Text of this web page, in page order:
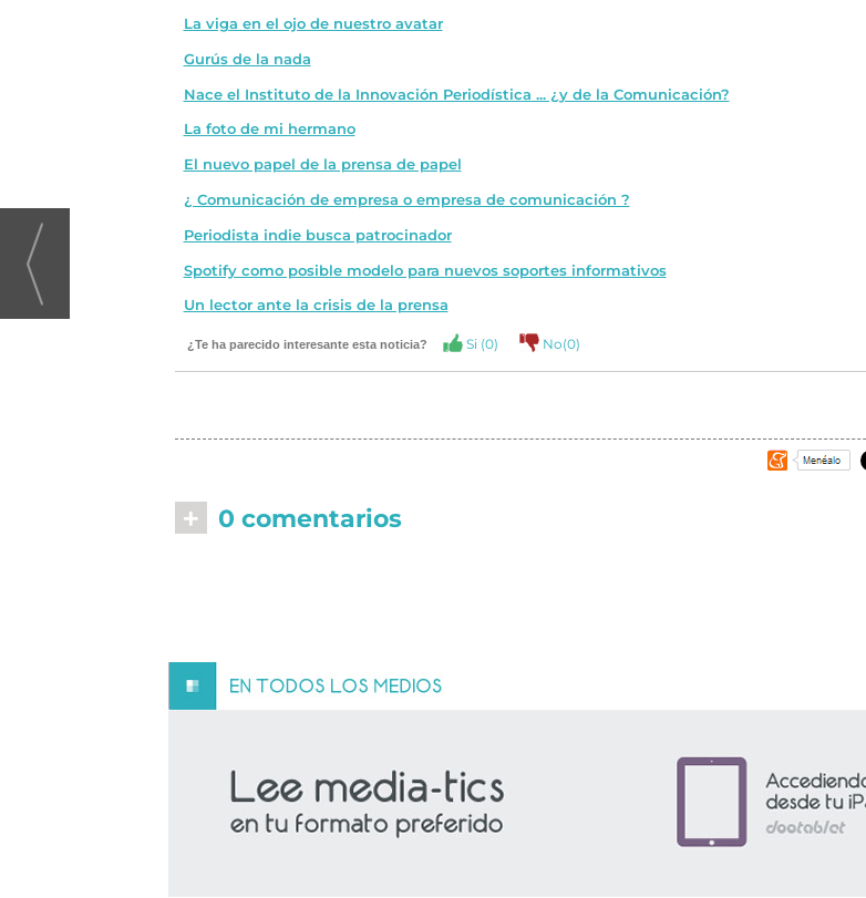
La viga en el ojo de nuestro avatar
Gurús de la nada
Nace el Instituto de la Innovación Periodística ... ¿y de la Comunicación?
La foto de mi hermano
El nuevo papel de la prensa de papel
¿ Comunicación de empresa o empresa de comunicación ?
Periodista indie busca patrocinador
Spotify como posible modelo para nuevos soportes informativos
Un lector ante la crisis de la prensa
¿Te ha parecido interesante esta noticia? Si (0) No(0)
+ 0 comentarios